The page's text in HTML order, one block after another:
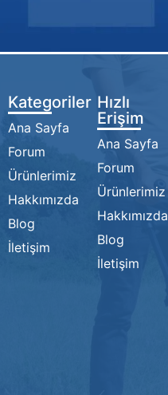
Kategoriler
Ana Sayfa
Forum
Ürünlerimiz
Hakkımızda
Blog
İletişim
Hızlı
Erişim
Ana Sayfa
Forum
Ürünlerimiz
Hakkımızda
Blog
İletişim